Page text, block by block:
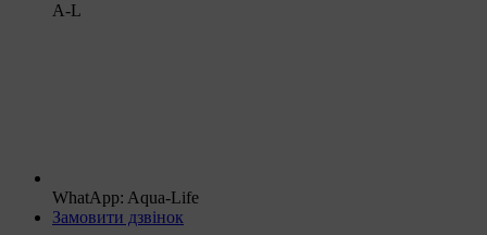
A-L
WhatApp: Aqua-Life
Замовити дзвінок